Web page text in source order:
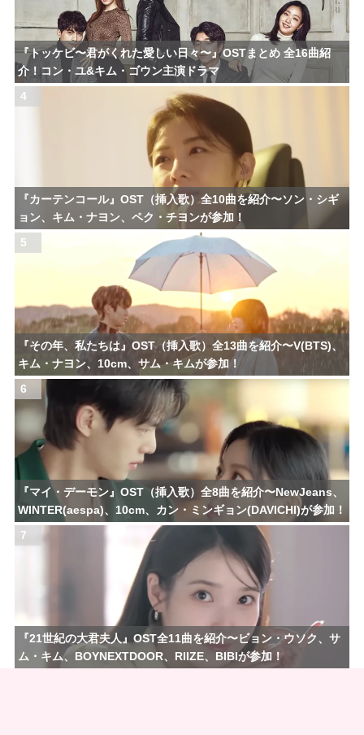
『トッケビ〜君がくれた愛しい日々〜』OSTまとめ 全16曲紹
介！コン・ユ&キム・ゴウン主演ドラマ
4
『カーテンコール』OST（挿入歌）全10曲を紹介〜ソン・シギ
ョン、キム・ナヨン、ペク・チヨンが参加！
5
『その年、私たちは』OST（挿入歌）全13曲を紹介〜V(BTS)、
キム・ナヨン、10cm、サム・キムが参加！
6
『マイ・デーモン』OST（挿入歌）全8曲を紹介〜NewJeans、
WINTER(aespa)、10cm、カン・ミンギョン(DAVICHI)が参加！
7
『21世紀の大君夫人』OST全11曲を紹介〜ビョン・ウソク、サ
ム・キム、BOYNEXTDOOR、RIIZE、BIBIが参加！